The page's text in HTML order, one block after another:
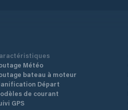
Météo
bateau à moteur
Départ
de courant
GPS